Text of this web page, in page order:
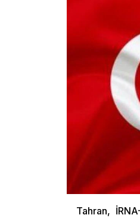
Tahran,